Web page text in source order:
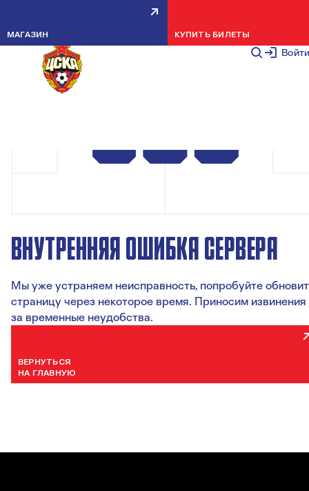
Войти
МАГАЗИН КУПИТЬ БИЛЕТЫ
ВНУТРЕННЯЯ ОШИБКА СЕРВЕРА
Мы уже устраняем неисправность, попробуйте
страницу через некоторое время. Приносим извинения
за временные неудобства.
ВЕРНУТЬСЯ
НА ГЛАВНУЮ